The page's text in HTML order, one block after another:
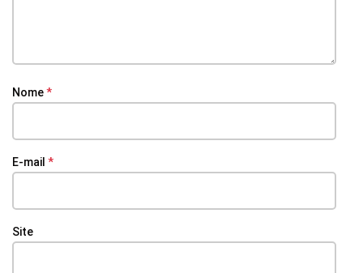
Nome*
E-mail *
Site